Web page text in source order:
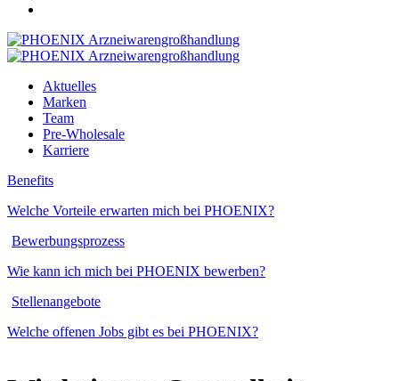
Aktuelles
Marken
Team
Pre-Wholesale
Karriere
Welche Vorteile erwar­ten mich bei PHOENIX?
Benefits
Wie kann ich mich bei PHOENIX bewerben?
Bewerbungsprozess
Welche offenen Jobs gibt es bei PHOENIX?
Stellenangebote